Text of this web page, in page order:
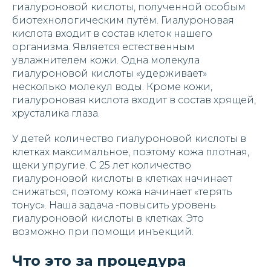
гиалуроновой кислоты, полученной особым
биотехнологическим путём. Гиалуроновая
кислота входит в состав клеток нашего
организма. Является естественным
увлажнителем кожи. Одна молекула
гиалуроновой кислоты «удерживает»
несколько молекул воды. Кроме кожи,
гиалуроновая кислота входит в состав хрящей,
хрусталика глаза.
У детей количество гиалуроновой кислоты в
клетках максимальное, поэтому кожа плотная,
щеки упругие. С 25 лет количество
гиалуроновой кислоты в клетках начинает
снижаться, поэтому кожа начинает «терять
тонус». Наша задача -повысить уровень
гиалуроновой кислоты в клетках. Это
возможно при помощи инъекций.
Что это за процедура